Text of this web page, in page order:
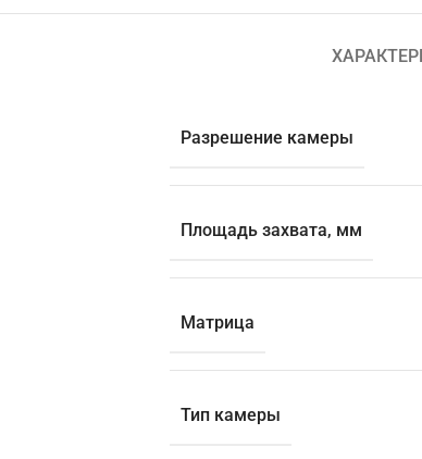
Разрешение камеры
Площадь захвата, мм
Матрица
Тип камеры